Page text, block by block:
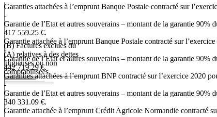
(B) Factures exclues du
(A) relatives à des dettes
litigieuses ou non
comptabilisées
Garanties attachées à l’emprunt Banque Postale contracté sur
-
Garantie de l’Etat et autres souverains – montant de la garantie 90%
417 559.25 €.
Garantie attachée à l’emprunt Banque Postale contracté sur l’exercice
-
Garantie de l’Etat et autres souverains – montant de la garantie 90%
442 719.29 €.
Garanties attachées à l’emprunt BNP contracté sur l’exercice 2020
-
Garantie de l’Etat et autres souverains – montant de la garantie 90%
340 331.09 €.
Garantie attachée à l’emprunt Crédit Agricole Normandie contracté